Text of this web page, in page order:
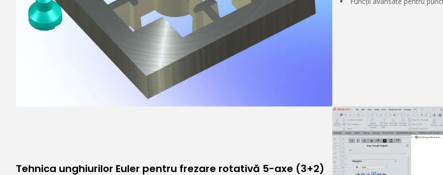
Tehnica unghiurilor Euler pentru frezare rotativă 5-axe (3+2)